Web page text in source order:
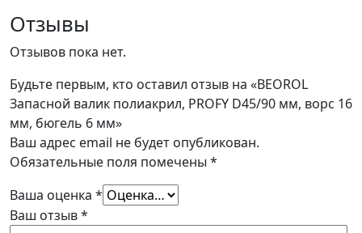
Отзывы
Отзывов пока нет.
Будьте первым, кто оставил отзыв на «BEOROL
Запасной валик полиакрил, PROFY D45/90 мм, ворс 16
мм, бюгель 6 мм»
Ваш адрес email не будет опубликован.
Обязательные поля помечены *
Ваша оценка *
Ваш отзыв*